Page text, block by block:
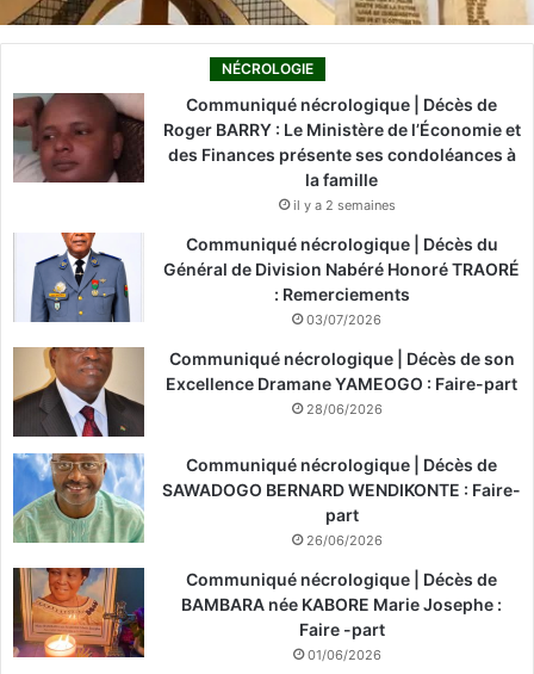
NÉCROLOGIE
Communiqué nécrologique | Décès de
Roger BARRY : Le Ministère de l’Économie et
des Finances présente ses condoléances à
la famille
il y a 2 semaines
Communiqué nécrologique | Décès du
Général de Division Nabéré Honoré TRAORÉ
: Remerciements
03/07/2026
Communiqué nécrologique | Décès de son
Excellence Dramane YAMEOGO : Faire-part
28/06/2026
Communiqué nécrologique | Décès de
SAWADOGO BERNARD WENDIKONTE : Faire-
part
26/06/2026
Communiqué nécrologique | Décès de
BAMBARA née KABORE Marie Josephe :
Faire -part
01/06/2026